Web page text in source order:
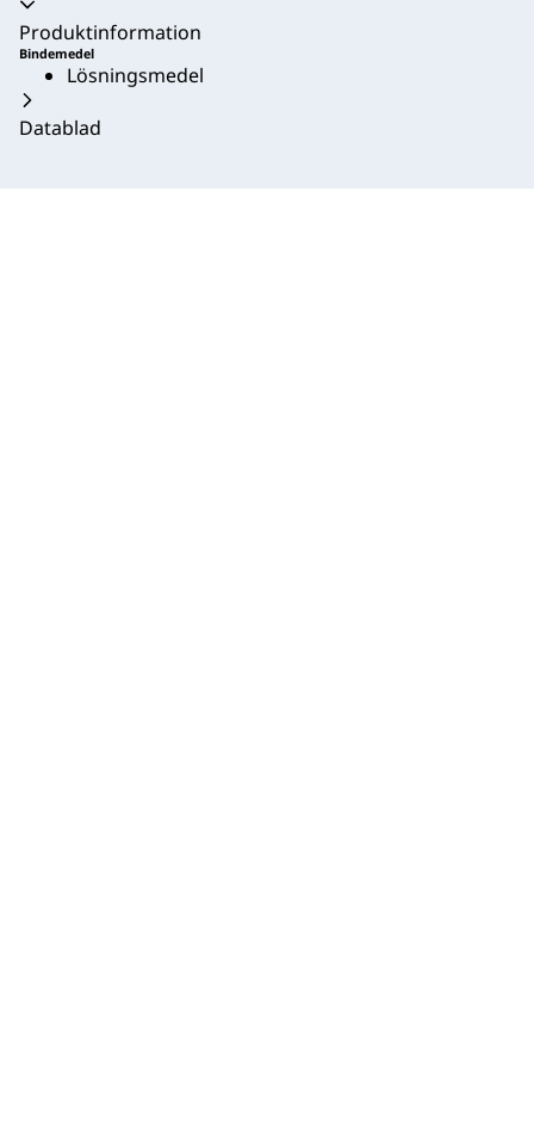
Produktinformation
Bindemedel
Lösningsmedel
Datablad